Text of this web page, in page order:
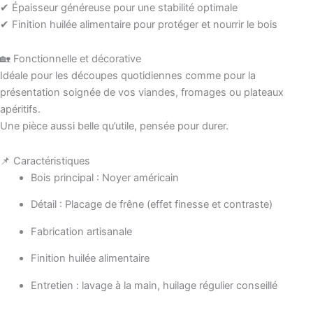
✔ Épaisseur généreuse pour une stabilité optimale
✔ Finition huilée alimentaire pour protéger et nourrir le bois
🏡 Fonctionnelle et décorative
Idéale pour les découpes quotidiennes comme pour la
présentation soignée de vos viandes, fromages ou plateaux
apéritifs.
Une pièce aussi belle qu’utile, pensée pour durer.
📌 Caractéristiques
Bois principal : Noyer américain
Détail : Placage de frêne (effet finesse et contraste)
Fabrication artisanale
Finition huilée alimentaire
Entretien : lavage à la main, huilage régulier conseillé